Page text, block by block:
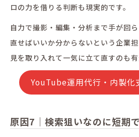
ロの力を借りる判断も現実的です。
自力で撮影・編集・分析まで手が回
直せばいいか分からないという企業
見を取り入れて一気に立て直すのも有
YouTube運用代行・内製化
原因7｜検索狙いなのに短期